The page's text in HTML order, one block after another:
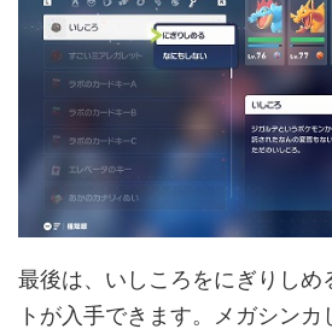
最後は、いしころをにぎりしめ
トが入手できます。メガシン